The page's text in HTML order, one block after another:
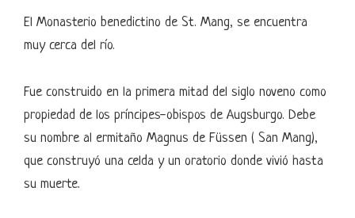
El Monasterio benedictino de St. Mang, se encuentra
muy cerca del río.
Fue construido en la primera mitad del siglo noveno como
propiedad de los príncipes-obispos de Augsburgo. Debe
su nombre al ermitaño Magnus de Füssen ( San Mang),
que construyó una celda y un oratorio donde vivió hasta
su muerte.